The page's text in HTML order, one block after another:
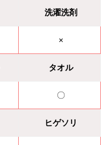
洗濯洗剤
×
タオル
〇
ヒゲソリ